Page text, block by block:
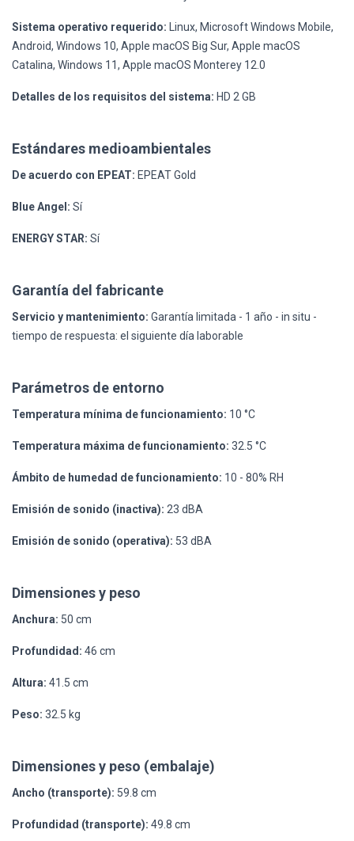
Sistema operativo requerido: Linux, Microsoft Windows Mobile,
Android, Windows 10, Apple macOS Big Sur, Apple macOS
Catalina, Windows 11, Apple macOS Monterey 12.0
Detalles de los requisitos del sistema: HD 2 GB
Estándares medioambientales
De acuerdo con EPEAT: EPEAT Gold
Blue Angel: Sí
ENERGY STAR: Sí
Garantía del fabricante
Servicio y mantenimiento: Garantía limitada - 1 año - in situ -
tiempo de respuesta: el siguiente día laborable
Parámetros de entorno
Temperatura mínima de funcionamiento: 10 °C
Temperatura máxima de funcionamiento: 32.5 °C
Ámbito de humedad de funcionamiento: 10 - 80% RH
Emisión de sonido (inactiva): 23 dBA
Emisión de sonido (operativa): 53 dBA
Dimensiones y peso
Anchura: 50 cm
Profundidad: 46 cm
Altura: 41.5 cm
Peso: 32.5 kg
Dimensiones y peso (embalaje)
Ancho (transporte): 59.8 cm
Profundidad (transporte): 49.8 cm